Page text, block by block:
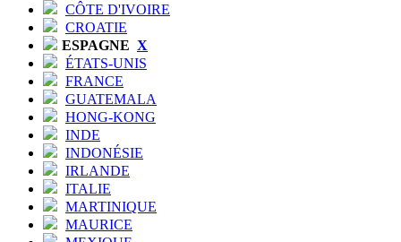
CÔTE D'IVOIRE
CROATIE
ESPAGNE X
ÉTATS-UNIS
FRANCE
GUATEMALA
HONG-KONG
INDE
INDONÉSIE
IRLANDE
ITALIE
MARTINIQUE
MAURICE